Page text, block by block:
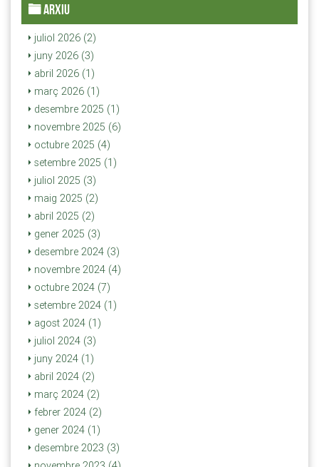
ARXIU
juliol 2026 (2)
juny 2026 (3)
abril 2026 (1)
març 2026 (1)
desembre 2025 (1)
novembre 2025 (6)
octubre 2025 (4)
setembre 2025 (1)
juliol 2025 (3)
maig 2025 (2)
abril 2025 (2)
gener 2025 (3)
desembre 2024 (3)
novembre 2024 (4)
octubre 2024 (7)
setembre 2024 (1)
agost 2024 (1)
juliol 2024 (3)
juny 2024 (1)
abril 2024 (2)
març 2024 (2)
febrer 2024 (2)
gener 2024 (1)
desembre 2023 (3)